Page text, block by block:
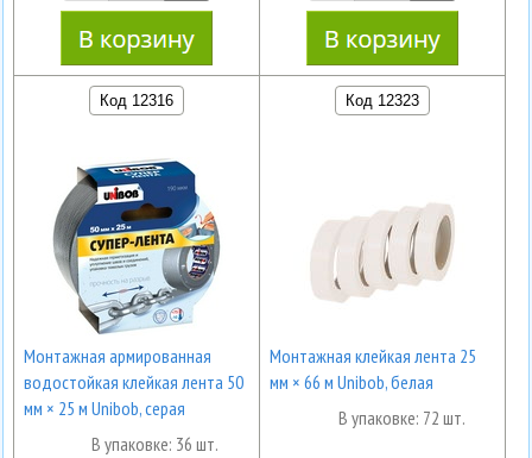
Код 12316
Монтажная армированная
водостойкая клейкая лента 50
мм × 25 м Unibob, серая
В упаковке: 36 шт.
Код 12323
Монтажная клейкая лента 25
мм × 66 м Unibob, белая
В упаковке: 72 шт.